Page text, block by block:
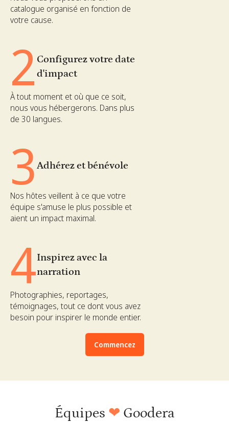
catalogue organisé en fonction de
votre cause.
2 Configurez votre date
d'impact
À tout moment et où que ce soit,
nous vous hébergerons. Dans plus
de 30 langues.
3 Adhérez et bénévole
Nos hôtes veillent à ce que votre
équipe s'amuse le plus possible et
aient un impact maximal.
4Inspirez avec la
narration
Photographies, reportages,
témoignages, tout ce dont vous avez
besoin pour inspirer le monde entier.
Commencez
Équipes ❤ Goodera